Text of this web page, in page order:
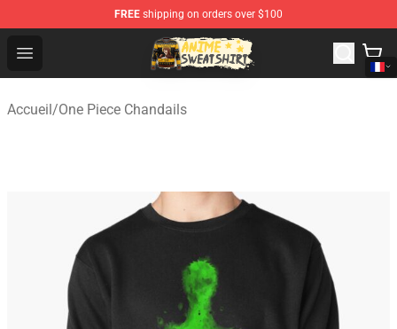
FREE shipping on orders over $100
Open menu
Anime Sweatshirts Store - The Best Store for Anime Fans
Accueil/One Piece Chandails